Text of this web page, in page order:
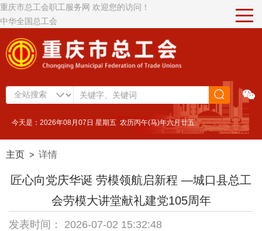
重庆市总工会职工服务网 欢迎您的访问！
中华全国总工会
今天是：2026年08月07日 星期五 农历丙午(马)年六月廿五
主页 > 详情
匠心向党庆华诞 劳模领航启新程 —城口县总工
会劳模大讲堂献礼建党105周年
发表时间： 2026-07-02 15:32:48